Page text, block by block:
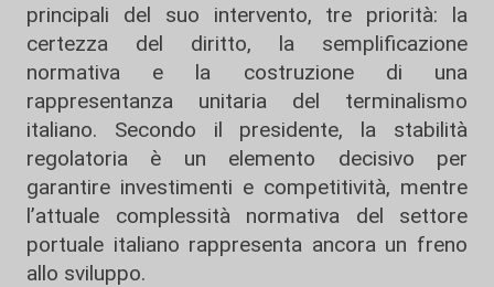
principali del suo intervento, tre priorità: la
certezza del diritto, la semplificazione
normativa e la costruzione di una
rappresentanza unitaria del terminalismo
italiano. Secondo il presidente, la stabilità
regolatoria è un elemento decisivo per
garantire investimenti e competitività, mentre
l’attuale complessità normativa del settore
portuale italiano rappresenta ancora un freno
allo sviluppo.